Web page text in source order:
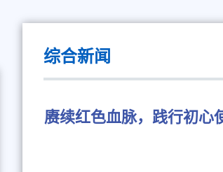
综合新闻
赓续红色血脉，践行初